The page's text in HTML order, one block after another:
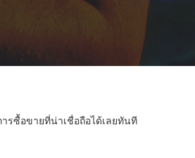
รซื้อขายที่น่าเชื่อถือได้เลยทันที